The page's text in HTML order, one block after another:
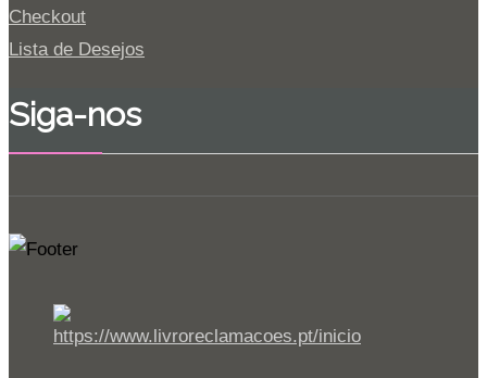
Checkout
Lista de Desejos
Siga-nos